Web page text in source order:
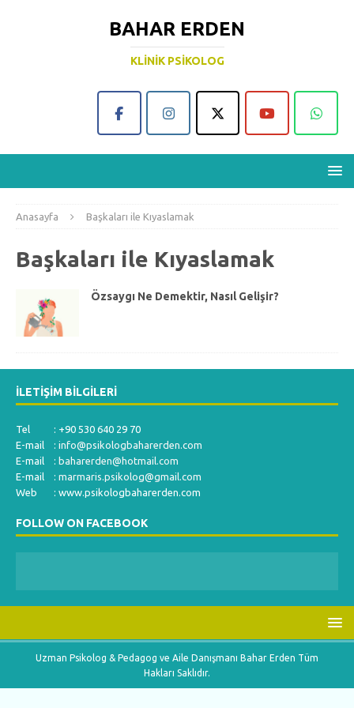
BAHAR ERDEN
KLINIK PSIKOLOG
Anasayfa Başkaları ile Kıyaslamak
Başkaları ile Kıyaslamak
Özsaygı Ne Demektir, Nasıl Gelişir?
İLETIŞIM BILGILERI
Tel : +90 530 640 29 70
E-mail : info@psikologbaharerden.com
E-mail : baharerden@hotmail.com
E-mail : marmaris.psikolog@gmail.com
Web : www.psikologbaharerden.com
FOLLOW ON FACEBOOK
Uzman Psikolog & Pedagog ve Aile Danışmanı Bahar Erden Tüm
Hakları Saklıdır.